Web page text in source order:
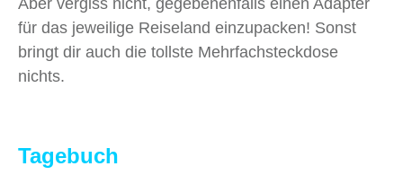
für das jeweilige Reiseland einzupacken! Sonst
bringt dir auch die tollste Mehrfachsteckdose
nichts.
Tagebuch